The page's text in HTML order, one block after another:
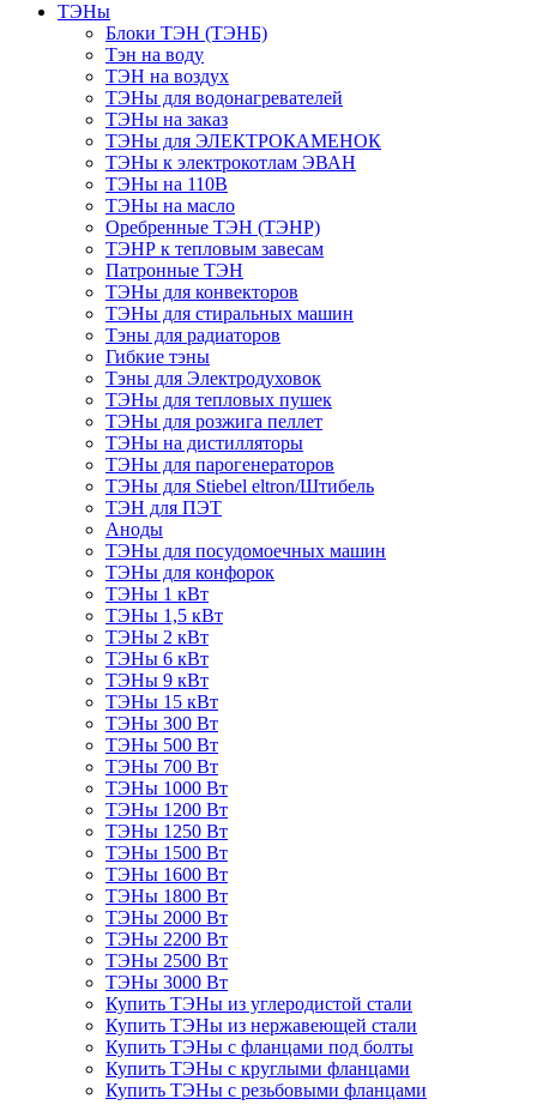
ТЭНы
Блоки ТЭН (ТЭНБ)
Тэн на воду
ТЭН на воздух
ТЭНы для водонагревателей
ТЭНы на заказ
ТЭНы для ЭЛЕКТРОКАМЕНОК
ТЭНы к электрокотлам ЭВАН
ТЭНы на 110В
ТЭНы на масло
Оребренные ТЭН (ТЭНР)
ТЭНР к тепловым завесам
Патронные ТЭН
ТЭНы для конвекторов
ТЭНы для стиральных машин
Тэны для радиаторов
Гибкие тэны
Тэны для Электродуховок
ТЭНы для тепловых пушек
ТЭНы для розжига пеллет
ТЭНы на дистилляторы
ТЭНы для парогенераторов
ТЭНы для Stiebel eltron/Штибель
ТЭН для ПЭТ
Аноды
ТЭНы для посудомоечных машин
ТЭНы для конфорок
ТЭНы 1 кВт
ТЭНы 1,5 кВт
ТЭНы 2 кВт
ТЭНы 6 кВт
ТЭНы 9 кВт
ТЭНы 15 кВт
ТЭНы 300 Вт
ТЭНы 500 Вт
ТЭНы 700 Вт
ТЭНы 1000 Вт
ТЭНы 1200 Вт
ТЭНы 1250 Вт
ТЭНы 1500 Вт
ТЭНы 1600 Вт
ТЭНы 1800 Вт
ТЭНы 2000 Вт
ТЭНы 2200 Вт
ТЭНы 2500 Вт
ТЭНы 3000 Вт
Купить ТЭНы из углеродистой стали
Купить ТЭНы из нержавеющей стали
Купить ТЭНы с фланцами под болты
Купить ТЭНы с круглыми фланцами
Купить ТЭНы с резьбовыми фланцами